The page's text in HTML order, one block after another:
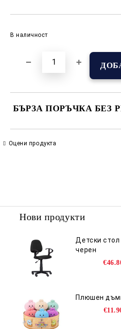
В наличност
БЪРЗА ПОРЪЧКА БЕЗ
Оцени продукта
Нови продукти
Детски
черен
Плюшен